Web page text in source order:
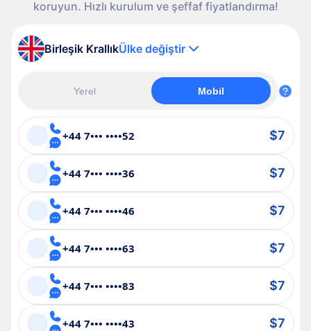
koruyun. Hızlı kurulum ve şeffaf fiyatlandırma!
Birleşik KrallıkÜlke değiştir
Yerel Mobil
+44 7••• ••••52 $7
+44 7••• ••••36 $7
+44 7••• ••••46 $7
+44 7••• ••••63 $7
+44 7••• ••••83 $7
+44 7••• ••••43 $7